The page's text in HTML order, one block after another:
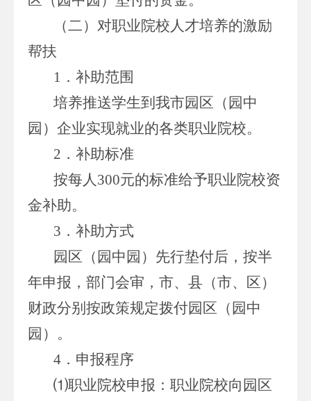
（二）对职业院校人才培养的激励
帮扶
1．补助范围
培养推送学生到我市园区（园中
园）企业实现就业的各类职业院校。
2．补助标准
按每人300元的标准给予职业院校资
金补助。
3．补助方式
园区（园中园）先行垫付后，按半
年申报，部门会审，市、县（市、区）
财政分别按政策规定拨付园区（园中
园）。
4．申报程序
⑴职业院校申报：职业院校向园区